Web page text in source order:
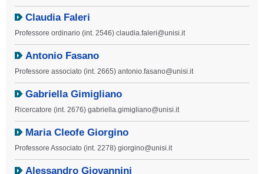
Claudia Faleri
Professore ordinario (int. 2546) claudia.faleri@unisi.it
Antonio Fasano
Professore associato (int. 2665) antonio.fasano@unisi.it
Gabriella Gimigliano
Ricercatore (int. 2676) gabriella.gimigliano@unisi.it
Maria Cleofe Giorgino
Professore Associato (int. 2278) giorgino@unisi.it
Alessandro Giovannini